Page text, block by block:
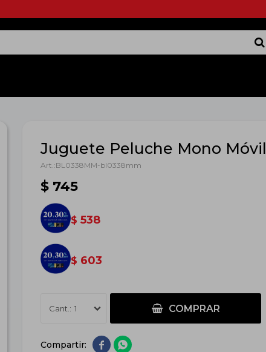
Juguete Peluche Mono Móvil
BL0338MM-bl0338mm
$ 745
$ 538
$ 603
1 COMPRAR
 